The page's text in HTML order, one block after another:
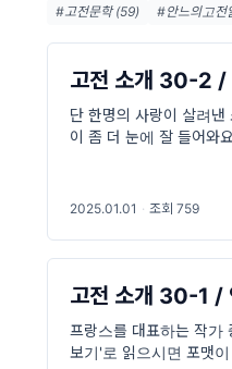
#고전문학 (59) #안느의고전
고전 소개 30-2 /
단 한명의 사랑이 살려
이 좀 더 눈에 잘 들어와
2025.01.01 · 조회 759
고전 소개 30-1 /
프랑스를 대표하는 작가
보기'로 읽으시면 포맷